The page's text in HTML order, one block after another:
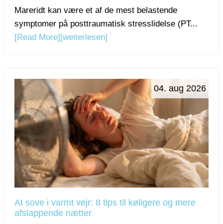
Mareridt kan være et af de mest belastende
symptomer på posttraumatisk stresslidelse (PT...
[Read More] [weiterlesen]
04. aug 2026
At sove i varmt vejr: 8 tips til køligere og mere
afslappende nætter